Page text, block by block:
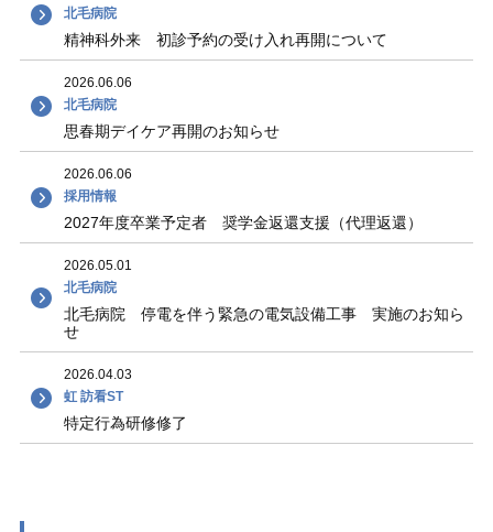
北毛病院
精神科外来 初診予約の受け入れ再開について
2026.06.06
北毛病院
思春期デイケア再開のお知らせ
2026.06.06
採用情報
2027年度卒業予定者 奨学金返還支援（代理返還）
2026.05.01
北毛病院
北毛病院 停電を伴う緊急の電気設備工事 実施のお知ら
せ
2026.04.03
虹 訪看ST
特定行為研修修了